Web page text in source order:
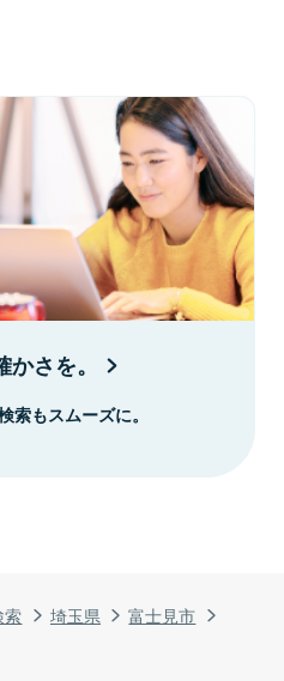
索 埼玉県
富士見市
さを。
索もスムーズに。